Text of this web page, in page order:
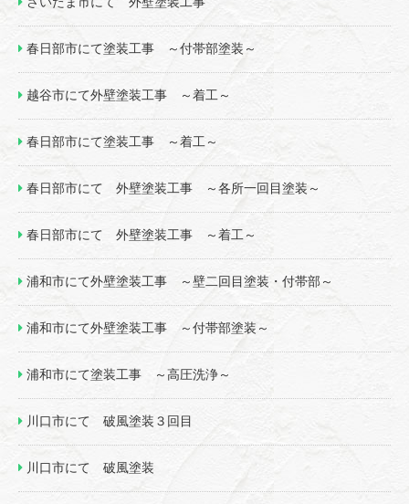
春日部市にて塗装工事 ～付帯部塗装～
越谷市にて外壁塗装工事 ～着工～
春日部市にて塗装工事 ～着工～
春日部市にて 外壁塗装工事 ～各所一回目塗装～
春日部市にて 外壁塗装工事 ～着工～
浦和市にて外壁塗装工事 ～壁二回目塗装・付帯部～
浦和市にて外壁塗装工事 ～付帯部塗装～
浦和市にて塗装工事 ～高圧洗浄～
川口市にて 破風塗装３回目
川口市にて 破風塗装